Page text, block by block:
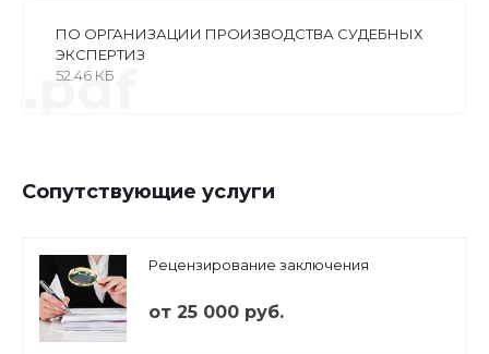
ПО ОРГАНИЗАЦИИ ПРОИЗВОДСТВА СУДЕБНЫХ
ЭКСПЕРТИЗ
52.46 КБ
.pdf
Сопутствующие услуги
Рецензирование заключения
от 25 000 руб.